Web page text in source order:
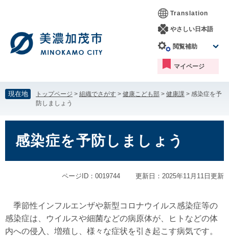
す。
し
て
本
へ
Translation
やさしい日本語
閲覧補助
マイページ
現在地 トップページ > 組織でさがす > 健康こども部 > 健康課 > 感染症を予
防しましょう
感染症を予防しましょう
ページID：0019744 更新日：2025年11月11日更新
季節性インフルエンザや新型コロナウイルス感染症等の
感染症は、ウイルスや細菌などの病原体が、ヒトなどの体
内への侵入、増殖し、様々な症状を引き起こす病気です。